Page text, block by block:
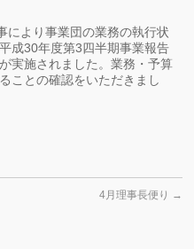
により事業団の業務の執行状
成30年度第3四半期事業報告
実施されました。業務・予算
ことの確認をいただきまし
4月理事長便り →